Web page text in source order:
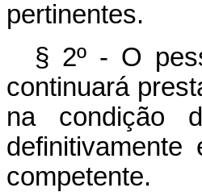
pertinentes.
§ 2º - O
continuará
na condição
competente.